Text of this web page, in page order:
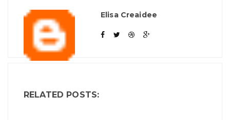
Elisa Creaidee
RELATED POSTS: